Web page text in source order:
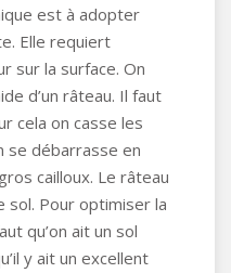
est à adopter
Elle requiert
sur la surface. On
d’un râteau. Il faut
cela on casse les
se débarrasse en
cailloux. Le râteau
sol. Pour optimiser la
qu’on ait un sol
y ait un excellent